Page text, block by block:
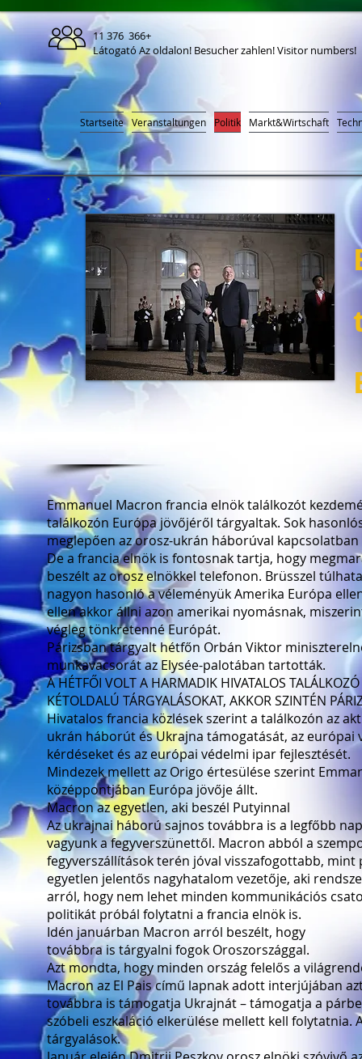
11 376 366+
Látogató Az oldalon! Besucher zahlen! Visitor numbers!
Startseite Veranstaltungen Politik Markt&Wirtschaft
Emmanuel Macron francia elnök találkozót
találkozón Európa jövőjéről tárgyaltak. Sok
meglepően az orosz-ukrán háborúval
De a francia elnök is fontosnak tartja, hogy
beszélt az orosz elnökkel telefonon. Brüsszel
nagyon hasonló a véleményük Amerika Európa
ellen akkor állni azon amerikai nyomásnak,
végleg tönkretenné Európát.
Párizsban tárgyalt hétfőn Orbán Viktor
munkavacsorát az Elysée-palotában tartották.
A HÉTFŐI VOLT A HARMADIK HIVATALOS
KÉTOLDALÚ TÁRGYALÁSOKAT, AKKOR SZINTÉN
Hivatalos francia közlések szerint a találkozón az
ukrán háborút és Ukrajna támogatását, az
kérdéseket és az európai védelmi ipar fejlesztését.
Mindezek mellett az Origo értesülése szerint
középpontjában Európa jövője állt.
Macron az egyetlen, aki beszél Putyinnal
Az ukrajnai háború sajnos továbbra is a legfőbb
vagyunk a fegyverszünettől. Macron abból a
fegyverszállítások terén jóval visszafogottabb,
egyetlen jelentős nagyhatalom vezetője, aki
arról, hogy nem lehet minden kommunikációs
politikát próbál folytatni a francia elnök is.
Idén januárban Macron arról beszélt, hogy
továbbra is tárgyalni fogok Oroszországgal.
Azt mondta, hogy minden ország felelős a
Macron az El Pais című lapnak adott interjújában
továbbra is támogatja Ukrajnát – támogatja a
szóbeli eszkaláció elkerülése mellett kell folytatnia.
tárgyalások.